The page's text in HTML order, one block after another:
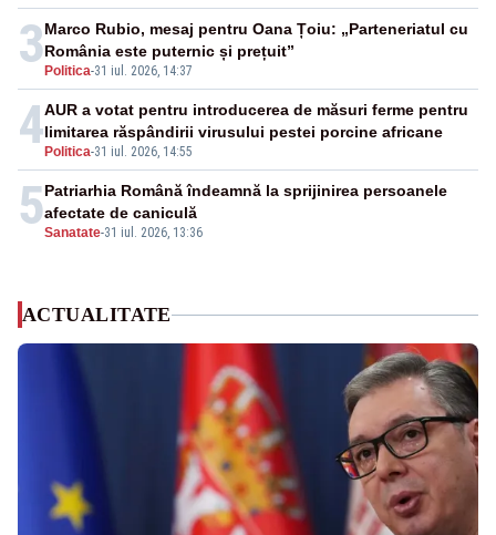
3 Politica-31 iul. 2026, 14:37
Marco Rubio, mesaj pentru Oana Țoiu: „Parteneriatul cu
România este puternic și prețuit”
4 Politica-31 iul. 2026, 14:55
AUR a votat pentru introducerea de măsuri ferme pentru
limitarea răspândirii virusului pestei porcine africane
5Sanatate-31 iul. 2026, 13:36
Patriarhia Română îndeamnă la sprijinirea persoanele
afectate de caniculă
ACTUALITATE